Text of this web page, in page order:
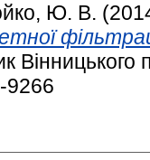
Ю. В.
Вінницького
9266